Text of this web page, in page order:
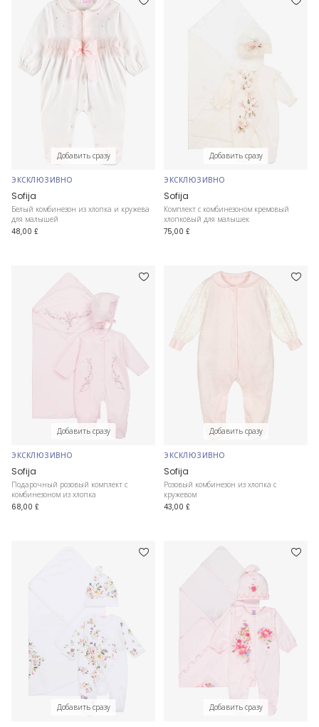
Добавить сразу
ЭКСКЛЮЗИВНО
Sofija
Белый комбинезон из хлопка и кружева
для малышей
48,00 £
Добавить сразу
ЭКСКЛЮЗИВНО
Sofija
Комплект с комбинезоном кремовый
хлопковый для малышек
75,00 £
Добавить сразу
ЭКСКЛЮЗИВНО
Sofija
Подарочный розовый комплект с
комбинезоном из хлопка
68,00 £
Добавить сразу
ЭКСКЛЮЗИВНО
Sofija
Розовый комбинезон из хлопка с
кружевом
43,00 £
Добавить сразу Добавить сразу